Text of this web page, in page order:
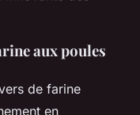
aux poules
de farine
en